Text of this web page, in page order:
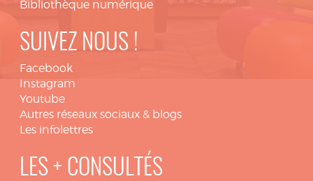
Bibliothèque numérique
SUIVEZ NOUS !
Facebook
Instagram
Youtube
Autres réseaux sociaux & blogs
Les infolettres
LES + CONSULTÉS